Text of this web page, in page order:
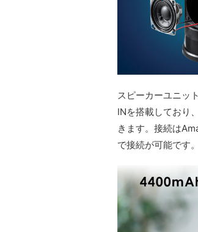
スピーカーユニッ
INを搭載しており
きます。接続は
で接続が可能です。